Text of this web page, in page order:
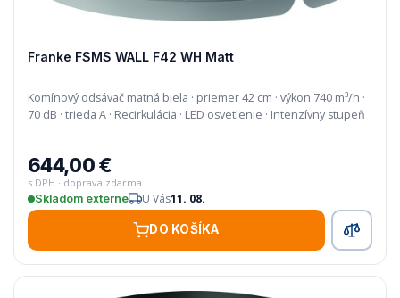
Franke FSMS WALL F42 WH Matt
Komínový odsávač matná biela · priemer 42 cm · výkon 740 m³/h ·
70 dB · trieda A · Recirkulácia · LED osvetlenie · Intenzívny stupeň
644,00 €
s DPH · doprava zdarma
Skladom externe
U Vás11. 08.
DO KOŠÍKA